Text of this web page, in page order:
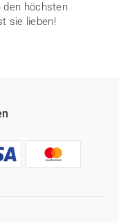
den höchsten
sie lieben!